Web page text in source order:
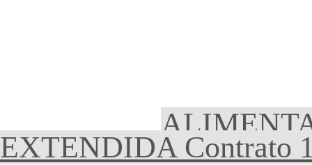
EXTENDIDA Contrato